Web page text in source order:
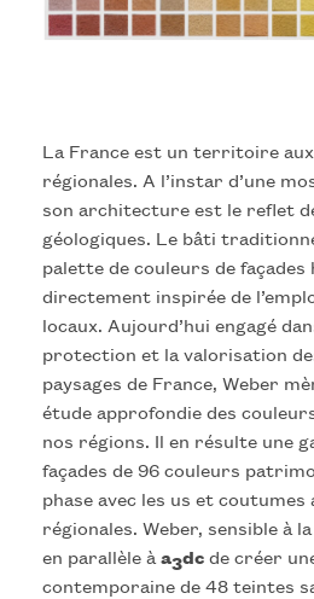
La France est un territoire
régionales. A l’instar d’une
son architecture est le reflet
géologiques. Le bâti
palette de couleurs de façades
directement inspirée de
locaux. Aujourd’hui engagé
protection et la valorisation
paysages de France, Weber
étude approfondie des
nos régions. Il en résulte une
façades de 96 couleurs
phase avec les us et
régionales. Weber, sensible à
en parallèle àa3dcde créer
contemporaine de 48 teintes